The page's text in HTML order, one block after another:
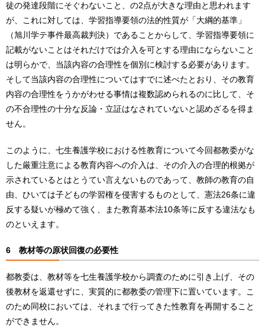
徒の発達段階にそぐわないこと、の2点が大きな理由と思われます
が、これに対しては、学習指導要領の法的性質が「大綱的基準」
（旭川学テ事件最高裁判決）であることからして、学習指導要領に
記載がないことはそれだけでは介入を可とする理由にならないこと
は明らかで、当該内容の合理性を個別に検討する必要があります。
そして当該内容の合理性についてはすでに述べたとおり、その教育
内容の合理性をうかがわせる事情は複数認められるのに比して、そ
の不合理性の十分な反論・立証はなされていないと認めざるを得ま
せん。
このように、七生養護学校における性教育について今回都教委がな
した厳重注意による教育内容への介入は、その介入の合理的根拠が
示されているとはとうてい言えないものであって、教師の教育の自
由、ひいては子どもの学習権を侵害するものとして、憲法26条に違
反する疑いが極めて強く、また教育基本法10条等に反する違法なも
のといえます。
6 教材等の原状回復の必要性
都教委は、教材等を七生養護学校から調査のために引き上げ、その
後教材を返還せずに、実質的に都教委の管理下に置いています。こ
のため同校においては、それまで行ってきた性教育を再開すること
ができません。